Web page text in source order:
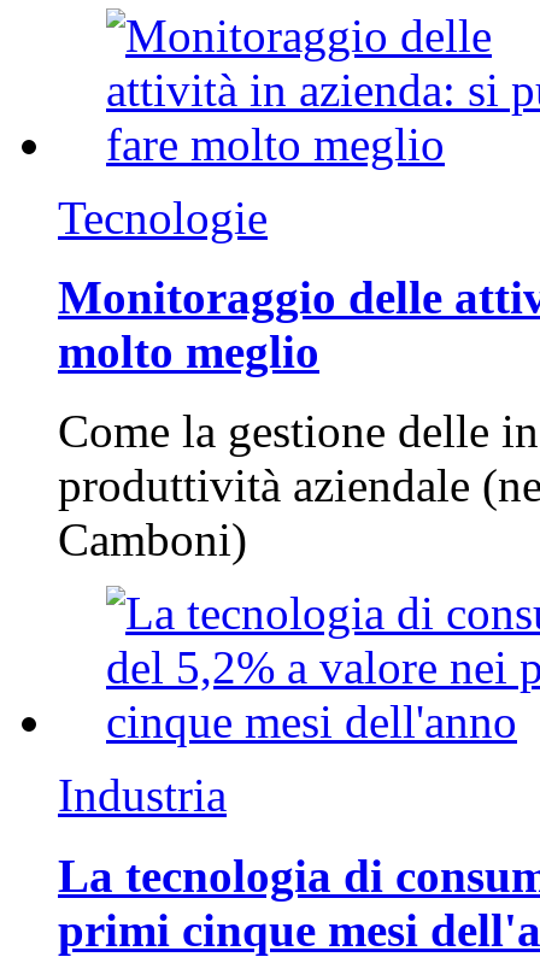
Tecnologie
Monitoraggio delle
molto meglio
Come la gestione delle
produttività aziendale
Camboni)
Industria
La tecnologia di
primi cinque mesi